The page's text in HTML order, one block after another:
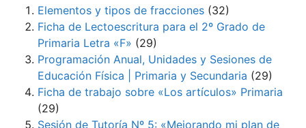
Elementos y tipos de fracciones (32)
Ficha de Lectoescritura para el 2º Grado de
Primaria Letra «F» (29)
Programación Anual, Unidades y Sesiones de
Educación Física | Primaria y Secundaria (29)
Ficha de trabajo sobre «Los artículos» Primaria
(29)
Sesión de Tutoría Nº 5: «Mejorando mi plan de